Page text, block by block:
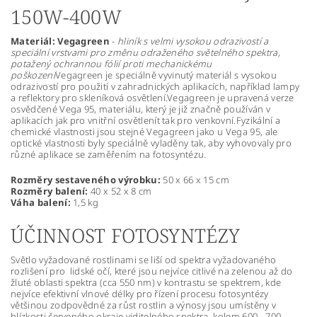
150W-400W
Materiál: Vegagreen - hliník s velmi vysokou odrazivostí a
speciální vrstvami pro změnu odraženého světelného spektra,
potažený ochrannou fólií proti mechanickému
poškozeníVegagreen je speciálně vyvinutý materiál s vysokou
odrazivostí pro použití v zahradnických aplikacích, například lampy
a reflektory pro skleníková osvětlení.Vegagreen je upravená verze
osvědčené Vega 95, materiálu, který je již značně používán v
aplikacích jak pro vnitřní osvětlenít tak pro venkovní.Fyzikální a
chemické vlastnosti jsou stejné Vegagreen jako u Vega 95, ale
optické vlastnosti byly speciálně vyladěny tak, aby vyhovovaly pro
různé aplikace se zaměřením na fotosyntézu.
Rozměry sestaveného výrobku: 50 x 66 x 15 cm
Rozměry balení: 40 x 52 x 8 cm
Váha balení: 1,5 kg
ÚČINNOST FOTOSYNTÉZY
Světlo vyžadované rostlinami se liší od spektra vyžadovaného
rozlišení pro lidské očí, které jsou nejvíce citlivé na zelenou až do
žluté oblasti spektra (cca 550 nm) v kontrastu se spektrem, kde
nejvíce efektivní vlnové délky pro řízení procesu fotosyntézy
většinou zodpovědné za růst rostlin a výnosy jsou umístěny v